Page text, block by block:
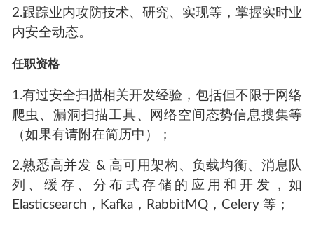
2.跟踪业内攻防技术、研究、实现等，掌握实时业
内安全动态。
任职资格
1.有过安全扫描相关开发经验，包括但不限于网络
爬虫、漏洞扫描工具、网络空间态势信息搜集等
（如果有请附在简历中）；
2.熟悉高并发 & 高可用架构、负载均衡、消息队
列、缓存、分布式存储的应用和开发，如
Elasticsearch，Kafka，RabbitMQ，Celery 等；